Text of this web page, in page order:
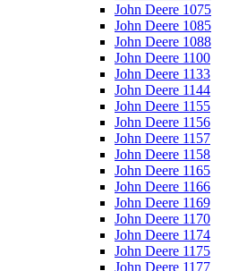
John Deere 1075
John Deere 1085
John Deere 1088
John Deere 1100
John Deere 1133
John Deere 1144
John Deere 1155
John Deere 1156
John Deere 1157
John Deere 1158
John Deere 1165
John Deere 1166
John Deere 1169
John Deere 1170
John Deere 1174
John Deere 1175
John Deere 1177